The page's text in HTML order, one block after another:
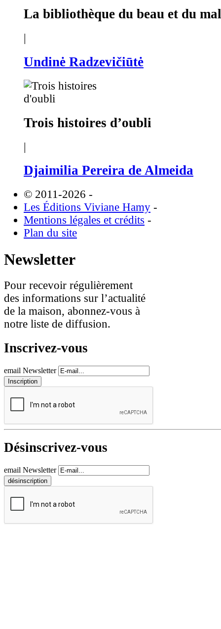
La bibliothèque du beau et du mal
|
Undinė Radzevičiūtė
Trois histoires d’oubli
|
Djaimilia Pereira de Almeida
© 2011-2026 -
Les Éditions Viviane Hamy -
Mentions légales et crédits -
Plan du site
Newsletter
Pour recevoir régulièrement
des informations sur l’actualité
de la maison, abonnez-vous à
notre liste de diffusion.
Inscrivez-vous
email Newsletter
Désinscrivez-vous
email Newsletter